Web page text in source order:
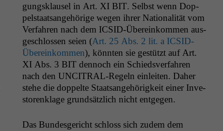
gungsklausel in Art. XI BIT. Selb­st wenn Dop­
pel­staat­sange­hörige wegen ihrer Nation­al­ität vom
Ver­fahren nach dem ICSID-Übereinkom­men aus­
geschlossen seien (Art. 25 Abs. 2 lit. a ICSID-
Übereinkom­men), kön­nten sie gestützt auf Art.
XIAbs. 3 BITden­noch ein Schiedsver­fahren
nach den UNCI­TRAL-Regeln ein­leit­en. Daher
ste­he die dop­pelte Staat­sange­hörigkeit ein­er Inve­
storen­klage grund­sät­zlich nicht entgegen.
Das Bun­des­gericht schloss sich zudem dem